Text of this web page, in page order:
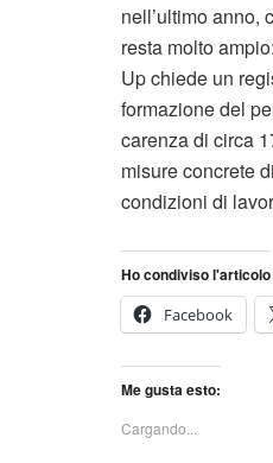
nell’ultimo anno,
resta molto
Up chiede un
formazione del
carenza di circa
misure concrete
condizioni di
Ho condiviso l'articolo
Facebook
Me gusta esto:
Cargando...